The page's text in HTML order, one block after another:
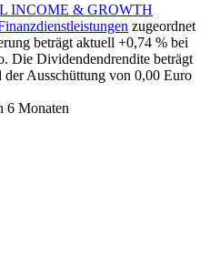
INCOME & GROWTH
zugeordnet
beträgt aktuell +0,74 % bei
Die Dividendendrendite beträgt
der Ausschüttung von 0,00 Euro
6 Monaten